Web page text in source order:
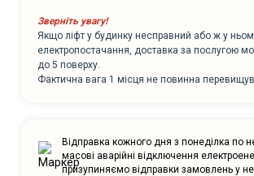
Зверніть увагу!
Якщо ліфт у будинку несправний або ж у
електропостачання, доставка за послугою
до 5 поверху.
Фактична вага 1 місця не повинна
Відправка кожного дня з понеділка по
масові аварійні відключення
призупиняємо відправки замовлень у